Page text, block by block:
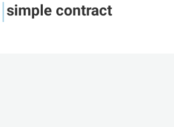
simple contract